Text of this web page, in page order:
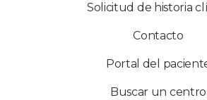
Solicitud de historia
Contacto
Portal del
Buscar un centro